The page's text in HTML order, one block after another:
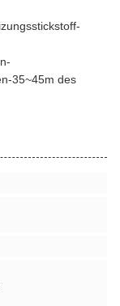
35~45m des